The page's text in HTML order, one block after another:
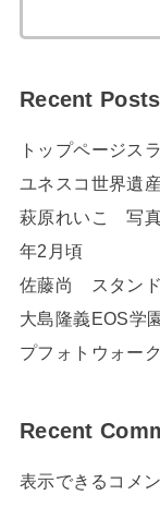
Recent Posts
トップページス
ユネスコ世界遺
萩原れいこ 写
年2月頃
佐藤尚 スタン
大島隆義EOS学
プフォトウォー
Recent
表示できるコメ